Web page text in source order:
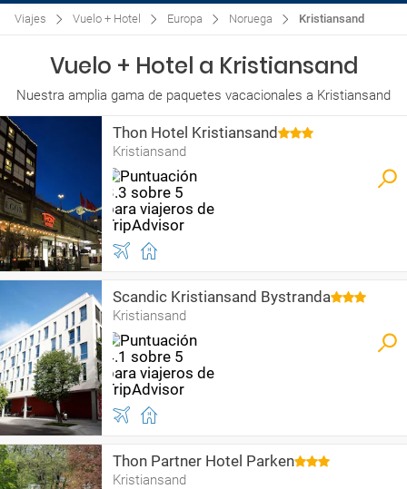
Viajes Vuelo + Hotel Europa Noruega Kristiansand
Vuelo + Hotel a Kristiansand
Nuestra amplia gama de paquetes vacacionales a Kristiansand
Thon Hotel Kristiansand
Kristiansand
Scandic Kristiansand Bystranda
Kristiansand
Thon Partner Hotel Parken
Kristiansand